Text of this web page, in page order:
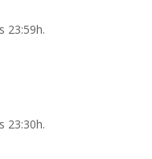
23:59h.
23:30h.